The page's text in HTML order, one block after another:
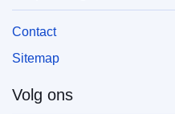
Contact
Sitemap
Volg ons